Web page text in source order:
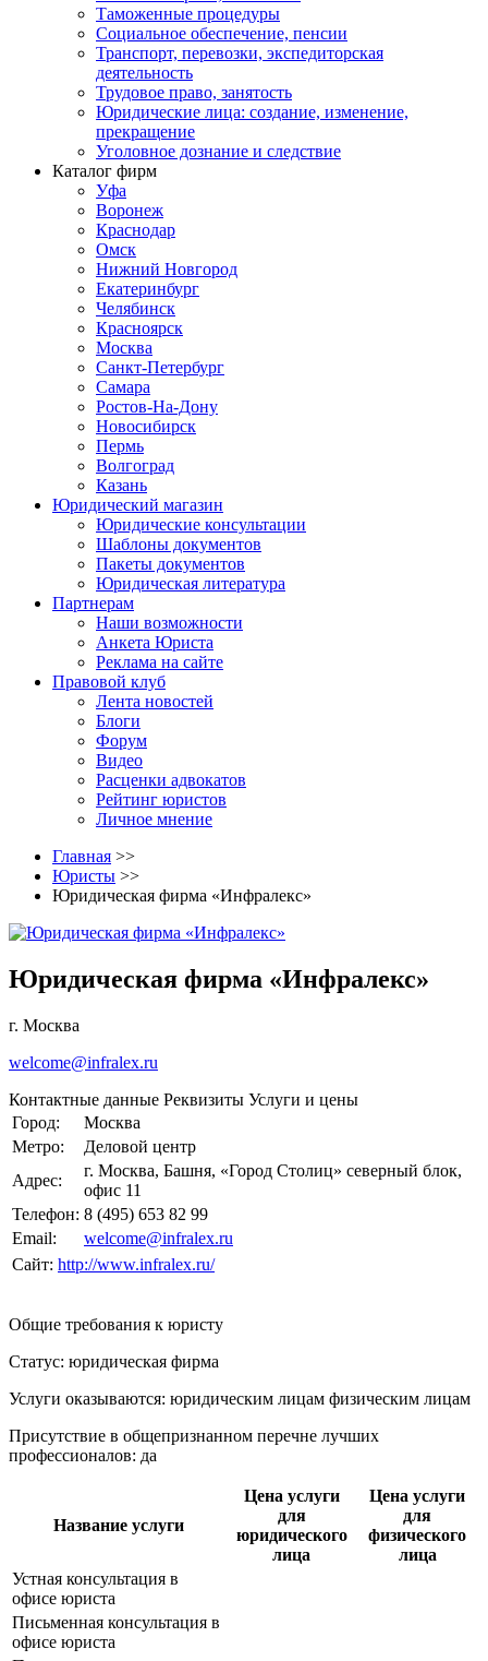
Таможенные процедуры
Социальное обеспечение, пенсии
Транспорт, перевозки, экспедиторская
деятельность
Трудовое право, занятость
Юридические лица: создание, изменение,
прекращение
Уголовное дознание и следствие
Каталог фирм
Уфа
Воронеж
Краснодар
Омск
Нижний Новгород
Екатеринбург
Челябинск
Красноярск
Москва
Санкт-Петербург
Самара
Ростов-На-Дону
Новосибирск
Пермь
Волгоград
Казань
Юридический магазин
Юридические консультации
Шаблоны документов
Пакеты документов
Юридическая литература
Партнерам
Наши возможности
Анкета Юриста
Реклама на сайте
Правовой клуб
Лента новостей
Блоги
Форум
Видео
Расценки адвокатов
Рейтинг юристов
Личное мнение
Главная >>
Юристы >>
Юридическая фирма «Инфралекс»
Юридическая фирма «Инфралекс»
г. Москва
welcome@infralex.ru
Контактные данные Реквизиты Услуги и цены
Город:
Москва
Метро:
Деловой центр
Адрес:
г. Москва, Башня, «Город Столиц» северный блок,
офис 11
Телефон: 8 (495) 653 82 99
Email:
welcome@infralex.ru
Сайт: http://www.infralex.ru/
Общие требования к юристу
Статус: юридическая фирма
Услуги оказываются: юридическим лицам физическим лицам
Присутствие в общепризнанном перечне лучших
профессионалов: да
Название услуги
Цена услуги
для
юридического
лица
Цена услуги
для
физического
лица
Устная консультация в
офисе юриста
Письменная консультация в
офисе юриста